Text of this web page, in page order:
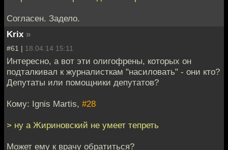
Согласен. Задело.
Krix »
#61 | 18.04.14 15:11
Интересно, а вот эти олигофрены, которых он
подталкивал к журналисткам "насиловать" - они кто?
Депутаты или помощники депутатов?
Кому: Ignis Martis, #28
> ну а Жириновский не умеет тепреть
Может ему к врачу обратиться?